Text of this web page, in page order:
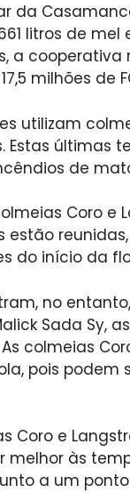
da
litros de mel
a cooperativa
milhões de
utilizam
últimas
de
Coro e
do início da
no
Sada Sy,
colmeias
pois podem
Coro e
melhor às
a um